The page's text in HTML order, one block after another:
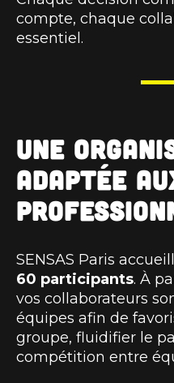
compte, chaque
essentiel.
Une
adaptée
SENSAS Paris
60 participants. À
vos collaborateurs
équipes afin de
groupe, fluidifier le
compétition entre